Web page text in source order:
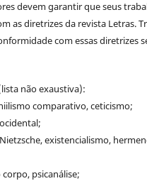
devem garantir que seus
as diretrizes da revista Letras.
com essas diretrizes
não exaustiva):
comparativo, ceticismo;
existencialismo,
psicanálise;